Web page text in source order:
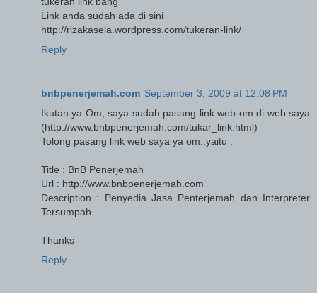
Link anda sudah ada di sini
http://rizakasela.wordpress.com/tukeran-link/
Reply
bnbpenerjemah.com September 3, 2009 at 12:08 PM
Ikutan ya Om, saya sudah pasang link web om di web saya
(http://www.bnbpenerjemah.com/tukar_link.html)
Tolong pasang link web saya ya om..yaitu :
Title : BnB Penerjemah
Url : http://www.bnbpenerjemah.com
Description : Penyedia Jasa Penterjemah dan Interpreter
Tersumpah.
Thanks
Reply